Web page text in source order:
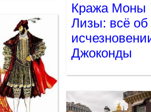
Кража Моны
Лизы: всё об
Джоконды